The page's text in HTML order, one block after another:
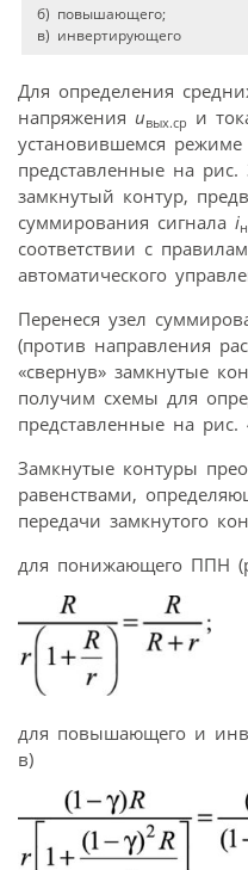
б) повышающего;
в) инвертирующего
Для определения
напряжения uвых.ср и
установившемся
представленные на рис.
замкнутый контур,
суммирования сигнала i
соответствии с
автоматического
Перенеся узел
(против направления
«свернув» замкнутые
получим схемы для
представленные на рис.
Замкнутые контуры
равенствами,
передачи замкнутого
для понижающего ППН
для повышающего и
в)